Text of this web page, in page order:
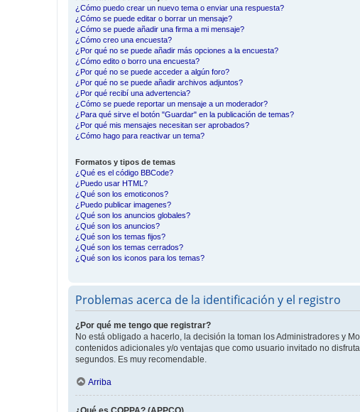
¿Cómo puedo crear un nuevo tema o enviar una respuesta?
¿Cómo se puede editar o borrar un mensaje?
¿Cómo se puede añadir una firma a mi mensaje?
¿Cómo creo una encuesta?
¿Por qué no se puede añadir más opciones a la encuesta?
¿Cómo edito o borro una encuesta?
¿Por qué no se puede acceder a algún foro?
¿Por qué no se puede añadir archivos adjuntos?
¿Por qué recibí una advertencia?
¿Cómo se puede reportar un mensaje a un moderador?
¿Para qué sirve el botón "Guardar" en la publicación de temas?
¿Por qué mis mensajes necesitan ser aprobados?
¿Cómo hago para reactivar un tema?
Formatos y tipos de temas
¿Qué es el código BBCode?
¿Puedo usar HTML?
¿Qué son los emoticonos?
¿Puedo publicar imagenes?
¿Qué son los anuncios globales?
¿Qué son los anuncios?
¿Qué son los temas fijos?
¿Qué son los temas cerrados?
¿Qué son los iconos para los temas?
Problemas acerca de la identificación y el registro
¿Por qué me tengo que registrar?
No está obligado a hacerlo, la decisión la toman los Administradores y
contenidos adicionales y/o ventajas que como usuario invitado no
segundos. Es muy recomendable.
Arriba